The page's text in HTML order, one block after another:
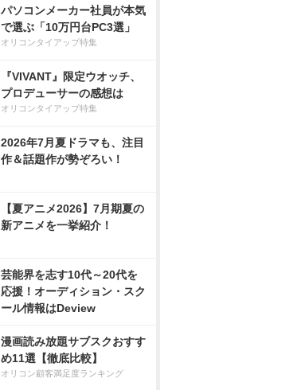
パソコンメーカー社員が本気
で選ぶ「10万円台PC3選」
オリコンタイアップ特集
『VIVANT』限定ウオッチ、
プロデューサーの感想は
オリコンタイアップ特集
2026年7月夏ドラマも、注目
作＆話題作が勢ぞろい！
【夏アニメ2026】7月期夏の
新アニメを一挙紹介！
芸能界を志す10代～20代を
応援！オーディション・スク
ール情報はDeview
漫画読み放題サブスクおすす
め11選【徹底比較】
オリコン顧客満足度ランキング